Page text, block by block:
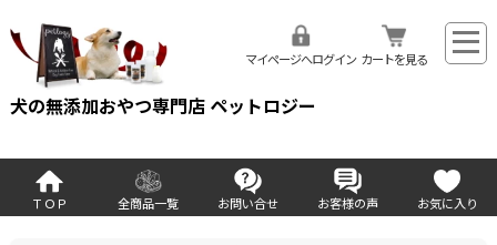
犬の無添加おやつ専門店 ペットロジー
マイページへログイン カートを見る
ＴＯＰ 全商品一覧 お問い合せ お客様の声 お気に入り